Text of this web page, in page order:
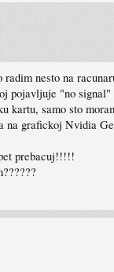
nesto na
"no
samo sto
grafickoj Nvidia
prebacuj!!!!!